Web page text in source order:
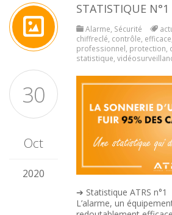
30
Oct
2020
STATISTIQUE N°1
Alarme, Sécurité
chiffreclé, contrôle, efficace
professionnel, protection,
statistique,
➔ Statistique ATRS n°1
L’alarme, un